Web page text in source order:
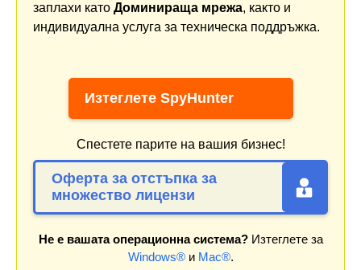
заплахи като Доминираща мрежа, както и
индивидуална услуга за техническа поддръжка.
Изтеглете SpyHunter
Спестете парите на вашия бизнес!
Оферта за отстъпка за
множество лицензи
Не е вашата операционна система?Изтеглете за
Windows®и Mac®.